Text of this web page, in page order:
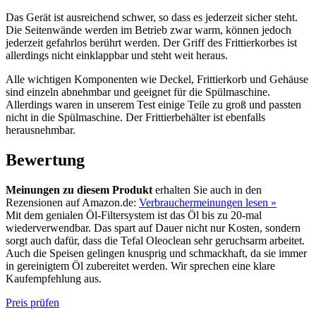
Das Gerät ist ausreichend schwer, so dass es jederzeit sicher steht.
Die Seitenwände werden im Betrieb zwar warm, können jedoch
jederzeit gefahrlos berührt werden. Der Griff des Frittierkorbes ist
allerdings nicht einklappbar und steht weit heraus.
Alle wichtigen Komponenten wie Deckel, Frittierkorb und Gehäuse
sind einzeln abnehmbar und geeignet für die Spülmaschine.
Allerdings waren in unserem Test einige Teile zu groß und passten
nicht in die Spülmaschine. Der Frittierbehälter ist ebenfalls
herausnehmbar.
Bewertung
Meinungen zu diesem Produkt erhalten Sie auch in den
Rezensionen auf Amazon.de: Verbrauchermeinungen lesen »
Mit dem genialen Öl-Filtersystem ist das Öl bis zu 20-mal
wiederverwendbar. Das spart auf Dauer nicht nur Kosten, sondern
sorgt auch dafür, dass die Tefal Oleoclean sehr geruchsarm arbeitet.
Auch die Speisen gelingen knusprig und schmackhaft, da sie immer
in gereinigtem Öl zubereitet werden. Wir sprechen eine klare
Kaufempfehlung aus.
Preis prüfen